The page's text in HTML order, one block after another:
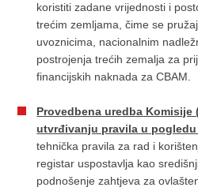
koristiti zadane vrijednosti i
trećim zemljama, čime se
uvoznicima, nacionalnim
postrojenja trećih zemalja za
financijskih naknada za CBAM.
Provedbena uredba Komisije
utvrđivanju pravila u pogledu
tehnička pravila za rad i
registar uspostavlja kao
podnošenje zahtjeva za